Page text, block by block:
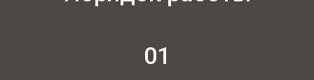
01